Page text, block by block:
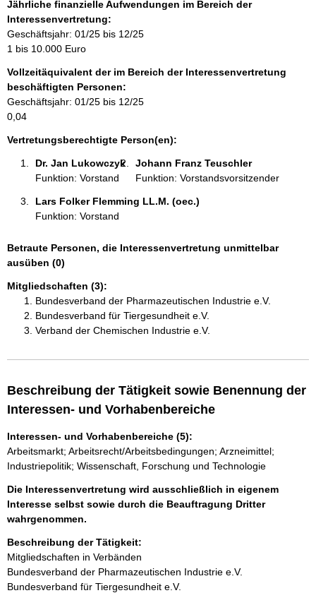
o
r
m
t
i
o
n
e
Jährliche finanzielle Aufwendungen im Bereich der
Interessenvertretung:
Geschäftsjahr: 01/25 bis 12/25
1 bis 10.000 Euro
Vollzeitäquivalent der im Bereich der Interessenvertretung
beschäftigten Personen:
Geschäftsjahr: 01/25 bis 12/25
0,04
Vertretungsberechtigte Person(en):
Dr. Jan Lukowczyk
Funktion: Vorstand
Johann Franz Teuschler
Funktion: Vorstandsvorsitzender
Lars Folker Flemming LL.M. (oec.)
Funktion: Vorstand
Betraute Personen, die Interessenvertretung unmittelbar
ausüben (0)
Mitgliedschaften (3):
Bundesverband der Pharmazeutischen Industrie e.V.
Bundesverband für Tiergesundheit e.V.
Verband der Chemischen Industrie e.V.
Beschreibung der Tätigkeit sowie Benennung der
Interessen- und Vorhabenbereiche
Interessen- und Vorhabenbereiche (5):
Arbeitsmarkt; Arbeitsrecht/Arbeitsbedingungen; Arzneimittel;
Industriepolitik; Wissenschaft, Forschung und Technologie
Die Interessenvertretung wird ausschließlich in eigenem
Interesse selbst sowie durch die Beauftragung Dritter
wahrgenommen.
Beschreibung der Tätigkeit:
Mitgliedschaften in Verbänden
Bundesverband der Pharmazeutischen Industrie e.V.
Bundesverband für Tiergesundheit e.V.